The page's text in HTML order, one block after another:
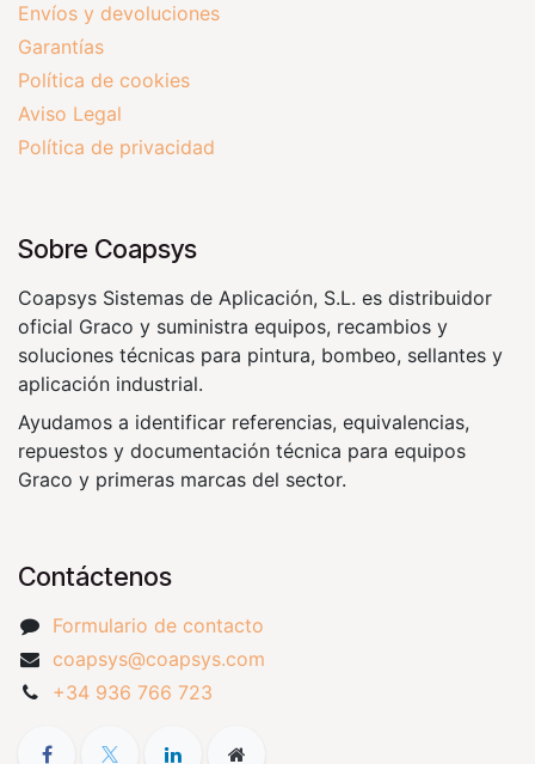
Envíos y devoluciones
Garantías
Política de cookies
Aviso Legal
Política de privacidad
Sobre Coapsys
Coapsys Sistemas de Aplicación, S.L. es distribuidor
oficial Graco y suministra equipos, recambios y
soluciones técnicas para pintura, bombeo, sellantes y
aplicación industrial.
Ayudamos a identificar referencias, equivalencias,
repuestos y documentación técnica para equipos
Graco y primeras marcas del sector.
Contáctenos
Formulario de contacto
coapsys@coapsys.com
+34 936 766 723